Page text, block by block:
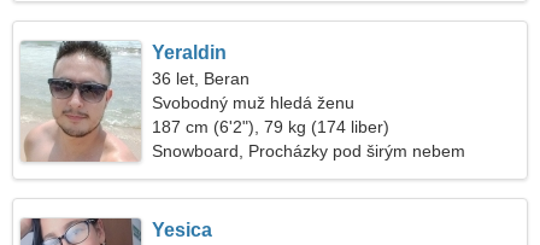
Yeraldin
36 let, Beran
Svobodný muž hledá ženu
187 cm (6'2"), 79 kg (174 liber)
Snowboard, Procházky pod širým nebem
Yesica